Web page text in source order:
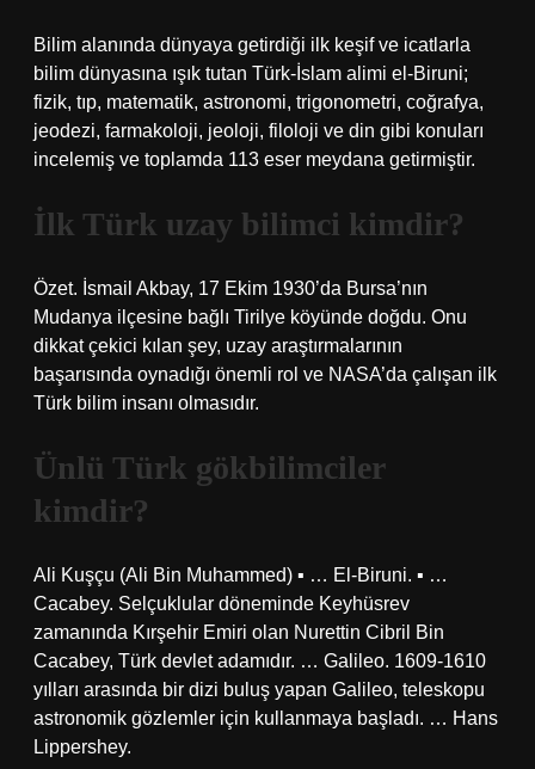
Bilim alanında dünyaya getirdiği ilk keşif ve icatlarla
bilim dünyasına ışık tutan Türk-İslam alimi el-Biruni;
fizik, tıp, matematik, astronomi, trigonometri, coğrafya,
jeodezi, farmakoloji, jeoloji, filoloji ve din gibi konuları
incelemiş ve toplamda 113 eser meydana getirmiştir.
İlk Türk uzay bilimci kimdir?
Özet. İsmail Akbay, 17 Ekim 1930’da Bursa’nın
Mudanya ilçesine bağlı Tirilye köyünde doğdu. Onu
dikkat çekici kılan şey, uzay araştırmalarının
başarısında oynadığı önemli rol ve NASA’da çalışan ilk
Türk bilim insanı olmasıdır.
Ünlü Türk gökbilimciler
kimdir?
Ali Kuşçu (Ali Bin Muhammed) ▪ … El-Biruni. ▪ …
Cacabey. Selçuklular döneminde Keyhüsrev
zamanında Kırşehir Emiri olan Nurettin Cibril Bin
Cacabey, Türk devlet adamıdır. … Galileo. 1609-1610
yılları arasında bir dizi buluş yapan Galileo, teleskopu
astronomik gözlemler için kullanmaya başladı. … Hans
Lippershey.